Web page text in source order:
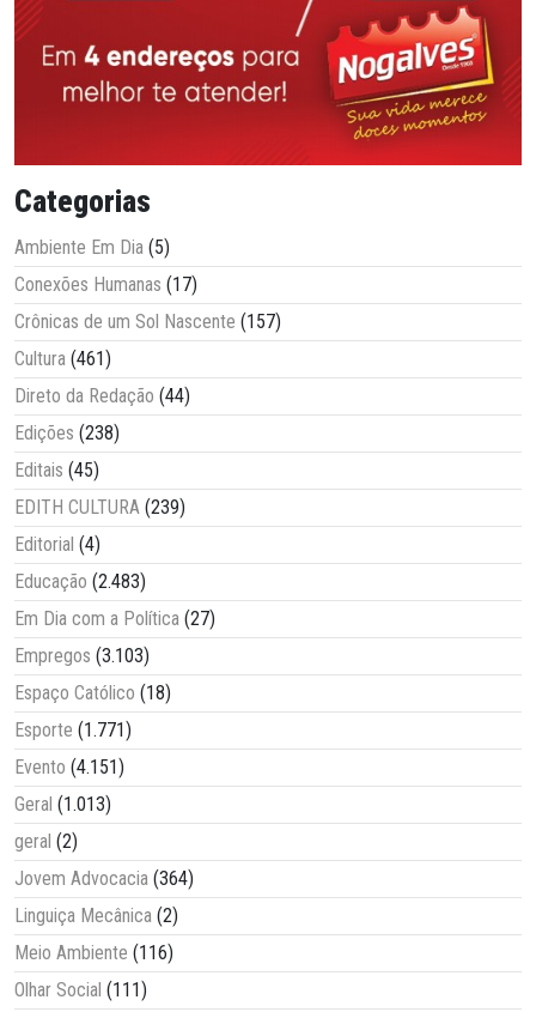
Categorias
Ambiente Em Dia (5)
Conexões Humanas (17)
Crônicas de um Sol Nascente (157)
Cultura (461)
Direto da Redação (44)
Edições (238)
Editais (45)
EDITH CULTURA (239)
Editorial (4)
Educação (2.483)
Em Dia com a Política (27)
Empregos (3.103)
Espaço Católico (18)
Esporte (1.771)
Evento (4.151)
Geral (1.013)
geral (2)
Jovem Advocacia (364)
Linguiça Mecânica (2)
Meio Ambiente (116)
Olhar Social (111)